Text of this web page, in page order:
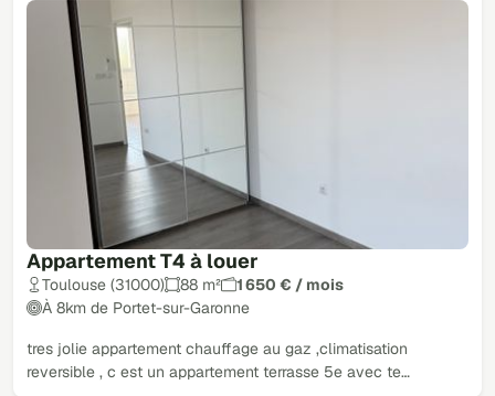
Appartement T4 à louer
Toulouse (31000) 88 m²
1 650 € / mois
À 8km de Portet-sur-Garonne
tres jolie appartement chauffage au gaz ,climatisation
reversible , c est un appartement terrasse 5e avec te…